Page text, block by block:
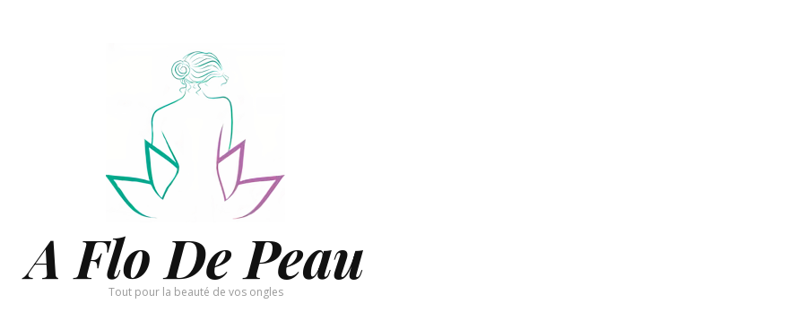
A Flo De Peau
Tout pour la beauté de vos ongles